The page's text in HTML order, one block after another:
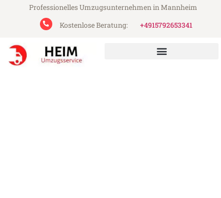
Professionelles Umzugsunternehmen in Mannheim
Kostenlose Beratung:
+4915792653341